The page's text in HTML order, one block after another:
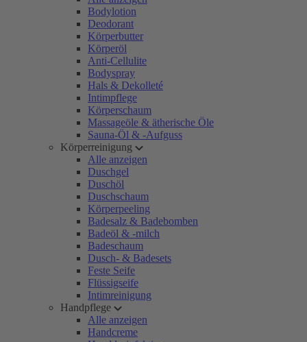
Bodylotion
Deodorant
Körperbutter
Körperöl
Anti-Cellulite
Bodyspray
Hals & Dekolleté
Intimpflege
Körperschaum
Massageöle & ätherische Öle
Sauna-Öl & -Aufguss
Körperreinigung
Alle anzeigen
Duschgel
Duschöl
Duschschaum
Körperpeeling
Badesalz & Badebomben
Badeöl & -milch
Badeschaum
Dusch- & Badesets
Feste Seife
Flüssigseife
Intimreinigung
Handpflege
Alle anzeigen
Handcreme